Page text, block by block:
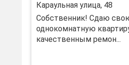
Караульная улица, 48
Собственник! Сдаю
однокомнатную
качественным ремон...